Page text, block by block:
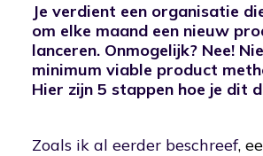
Je verdient een organisatie
om elke maand een nieuw
lanceren. Onmogelijk? Nee!
minimum viable product
Hier zijn 5 stappen hoe je dit
Zoals ik al eerder beschreef,